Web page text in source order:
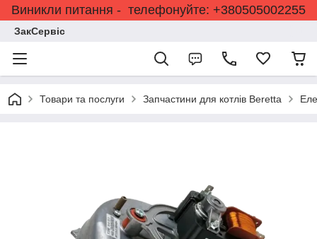
Виникли питання - телефонуйте: +380505002255
ЗакСервіс
Товари та послуги Запчастини для котлів Beretta